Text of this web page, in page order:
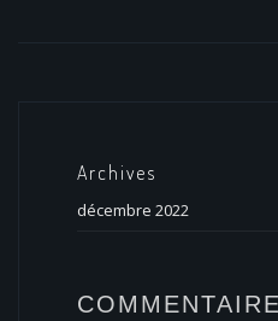
Archives
décembre 2022